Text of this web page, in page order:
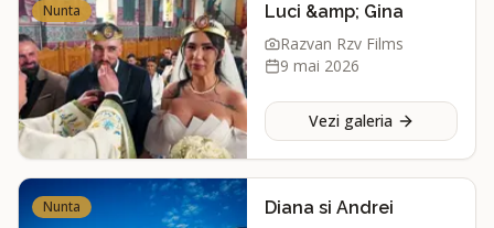
Nunta
Luci &amp; Gina
Razvan Rzv Films
9 mai 2026
Vezi galeria
Nunta
Diana si Andrei